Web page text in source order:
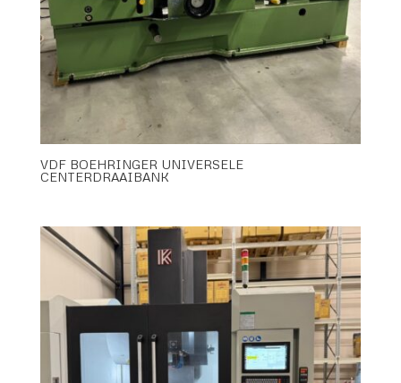
VDF BOEHRINGER UNIVERSELE
CENTERDRAAIBANK